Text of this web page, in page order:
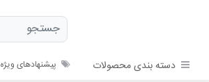
دسته بندی محصولات پیشنهادهای ویژه